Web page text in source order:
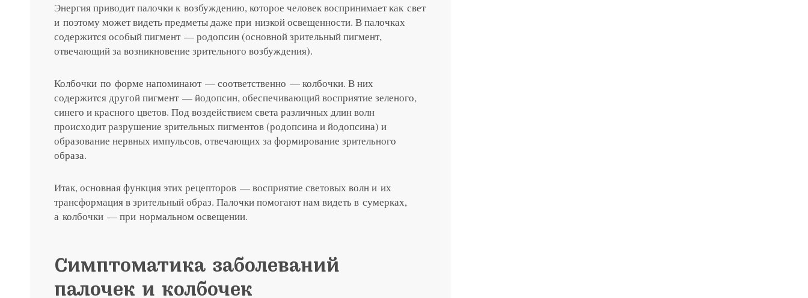
Энергия приводит палочки к возбуждению, которое человек воспринимает как свет
и поэтому может видеть предметы даже при низкой освещенности. В палочках
содержится особый пигмент — родопсин (основной зрительный пигмент,
отвечающий за возникновение зрительного возбуждения).
Колбочки по форме напоминают — соответственно — колбочки. В них
содержится другой пигмент — йодопсин, обеспечивающий восприятие зеленого,
синего и красного цветов. Под воздействием света различных длин волн
происходит разрушение зрительных пигментов (родопсина и йодопсина) и
образование нервных импульсов, отвечающих за формирование зрительного
образа.
Итак, основная функция этих рецепторов — восприятие световых волн и их
трансформация в зрительный образ. Палочки помогают нам видеть в сумерках,
а колбочки — при нормальном освещении.
Симптоматика заболеваний
палочек и колбочек